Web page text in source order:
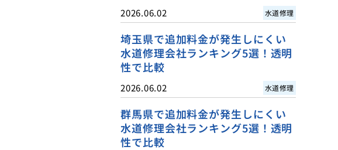
2026.06.02 水道修理
埼玉県で追加料金が発生しにくい
水道修理会社ランキング5選！透明
性で比較
2026.06.02 水道修理
群馬県で追加料金が発生しにくい
水道修理会社ランキング5選！透明
性で比較